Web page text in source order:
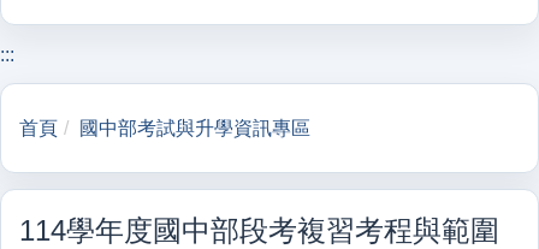
:::
首頁 國中部考試與升學資訊專區
114學年度國中部段考複習考程與範圍